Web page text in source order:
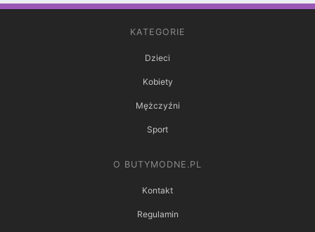
KATEGORIE
Dzieci
Kobiety
Mężczyźni
Sport
O BUTYMODNE.PL
Kontakt
Regulamin